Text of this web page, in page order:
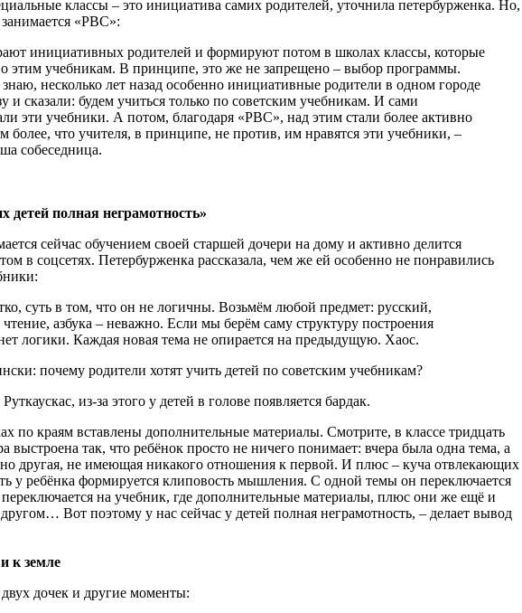
классы – это инициатива самих родителей, уточнила петербурженка. Но,
«РВС»:
инициативных родителей и формируют потом в школах классы, которые
этим учебникам. В принципе, это же не запрещено – выбор программы.
знаю, несколько лет назад особенно инициативные родители в одном городе
и сказали: будем учиться только по советским учебникам. И сами
эти учебники. А потом, благодаря «РВС», над этим стали более активно
более, что учителя, в принципе, не против, им нравятся эти учебники, –
собеседница.
детей полная неграмотность»
сейчас обучением своей старшей дочери на дому и активно делится
в соцсетях. Петербурженка рассказала, чем же ей особенно не понравились
суть в том, что он не логичны. Возьмём любой предмет: русский,
чтение, азбука – неважно. Если мы берём саму структуру построения
логики. Каждая новая тема не опирается на предыдущую. Хаос.
из-за этого у детей в голове появляется бардак.
по краям вставлены дополнительные материалы. Смотрите, в классе тридцать
выстроена так, что ребёнок просто не ничего понимает: вчера была одна тема, а
другая, не имеющая никакого отношения к первой. И плюс – куча отвлекающих
у ребёнка формируется клиповость мышления. С одной темы он переключается
на учебник, где дополнительные материалы, плюс они же ещё и
Вот поэтому у нас сейчас у детей полная неграмотность, – делает вывод
к земле
дочек и другие моменты: